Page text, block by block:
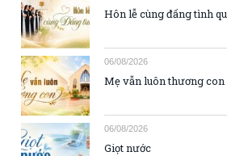
Hôn lễ cùng đấng tình
06/08/2026
Mẹ vẫn luôn thương con
06/08/2026
Giọt nước